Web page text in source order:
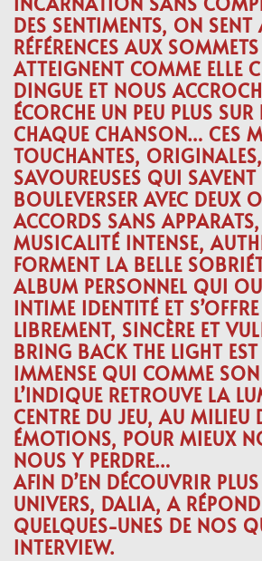
DES SENTIMENTS, ON
RÉFÉRENCES AUX
ATTEIGNENT COMME ELLE
DINGUE ET NOUS
ÉCORCHE UN PEU PLUS
CHAQUE CHANSON… CES
TOUCHANTES, ORIGINALES,
SAVOUREUSES QUI
BOULEVERSER AVEC DEUX
ACCORDS SANS
MUSICALITÉ INTENSE,
FORMENT LA BELLE
ALBUM PERSONNEL QUI
INTIME IDENTITÉ ET
LIBREMENT, SINCÈRE ET
BRING BACK THE LIGHT
IMMENSE QUI COMME SON
L’INDIQUE RETROUVE LA
CENTRE DU JEU, AU MILIEU
ÉMOTIONS, POUR MIEUX
NOUS Y PERDRE…
AFIN D’EN DÉCOUVRIR
UNIVERS, DALIA, A
QUELQUES-UNES DE NOS
INTERVIEW.